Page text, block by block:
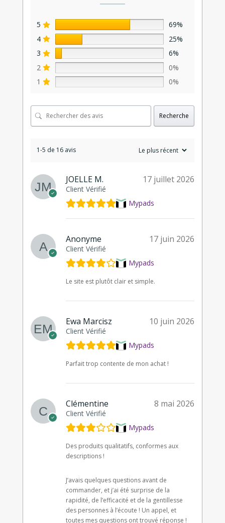
5
69%
4
25%
3
6%
2
0%
1
0%
Recherche
1-5 de 16 avis
JOELLE M.
Client Vérifié
17 juillet 2026
Mypads
Anonyme
Client Vérifié
17 juin 2026
Mypads
Le site est plutôt clair et simple.
Ewa Marcisz
Client Vérifié
10 juin 2026
Mypads
Parfait trop contente de mon achat !
Clémentine
Client Vérifié
8 mai 2026
Mypads
Des produits qualitatifs, conformes aux
descriptions !
J’avais quelques questions avant de
commander, et j’ai été surprise de la
rapidité, de l’efficacité et de la gentillesse
des personnes à l’écoute ! Un appel, et
toutes mes questions ont trouvé réponse !